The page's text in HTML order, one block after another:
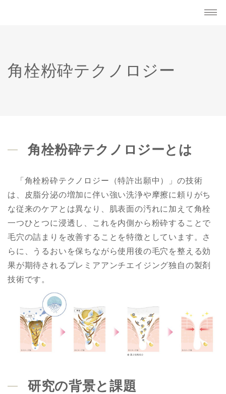
角栓粉砕テクノロジー
角栓粉砕テクノロジーとは
「角栓粉砕テクノロジー（特許出願中）」の技術
は、皮脂分泌の増加に伴い強い洗浄や摩擦に頼りがち
な従来のケアとは異なり、肌表面の汚れに加えて角栓
一つひとつに浸透し、これを内側から粉砕することで
毛穴の詰まりを改善することを特徴としています。さ
らに、うるおいを保ちながら使用後の毛穴を整える効
果が期待されるプレミアアンチエイジング独自の製剤
技術です。
研究の背景と課題